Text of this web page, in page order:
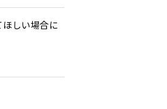
ほしい場合に